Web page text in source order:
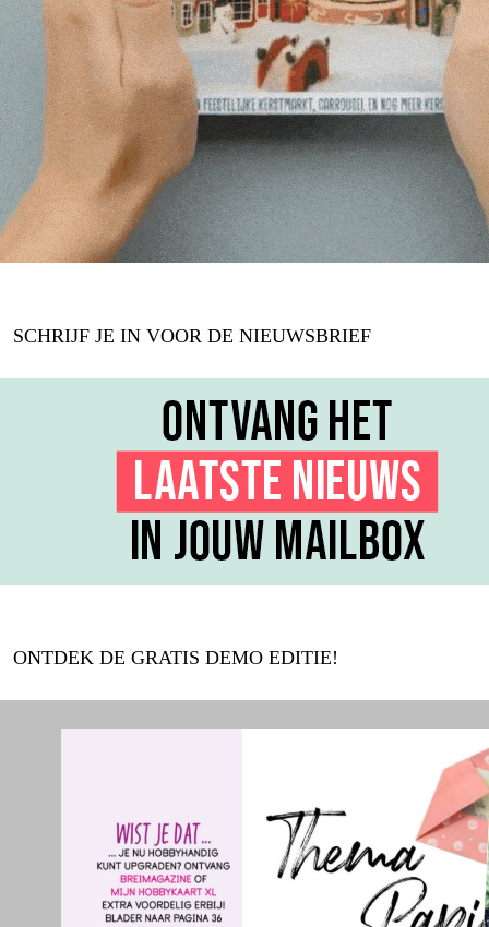
SCHRIJF JE IN VOOR DE NIEUWSBRIEF
ONTDEK DE GRATIS DEMO EDITIE!